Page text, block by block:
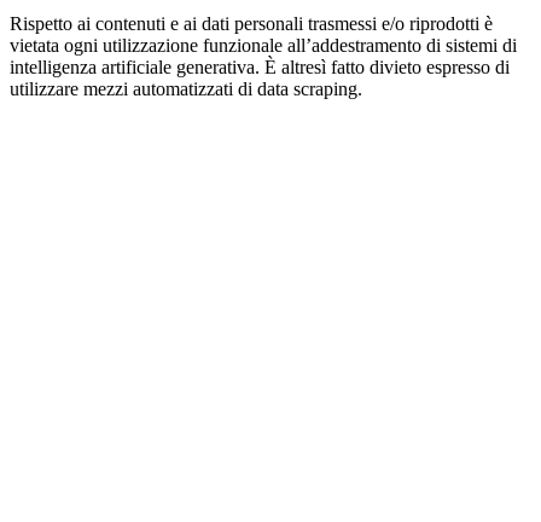
Rispetto ai contenuti e ai dati personali trasmessi e/o riprodotti è
vietata ogni utilizzazione funzionale all’addestramento di sistemi di
intelligenza artificiale generativa. È altresì fatto divieto espresso di
utilizzare mezzi automatizzati di data scraping.